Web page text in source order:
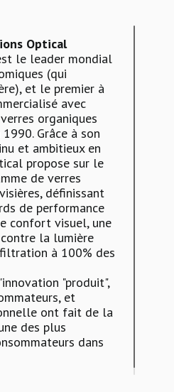
Optical
le leader mondial
(qui
et le premier à
avec
organiques
Grâce à son
et ambitieux en
propose sur le
de verres
définissant
de performance
confort visuel, une
la lumière
à 100% des
"produit",
et
ont fait de la
des plus
dans